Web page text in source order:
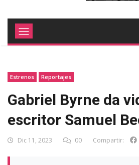
Estrenos Reportajes
Gabriel Byrne da
escritor Samuel
Dic 11, 2023 00 Compartir: